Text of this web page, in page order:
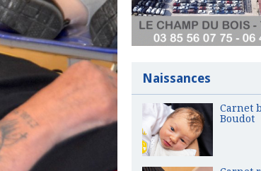
Naissances
Carnet
Boudot